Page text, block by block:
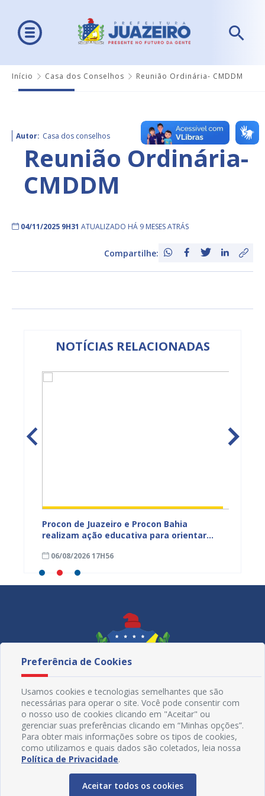
Início Casa dos Conselhos Reunião Ordinária- CMDDM
Autor: Casa dos conselhos
Reunião Ordinária-
CMDDM
04/11/2025 9H31 ATUALIZADO HÁ 9 MESES ATRÁS
Compartilhe:
NOTÍCIAS RELACIONADAS
Procon de Juazeiro e Procon Bahia
realizam ação educativa para orientar
06/08/2026 17H56
Redes Sociais
Preferência de Cookies
Usamos cookies e tecnologias semelhantes que são
necessárias para operar o site. Você pode consentir com
o nosso uso de cookies clicando em "Aceitar" ou
gerenciar suas preferências clicando em “Minhas opções”.
Para obter mais informações sobre os tipos de cookies,
como utilizamos e quais dados são coletados, leia nossa
Política de Privacidade.
Aceitar todos os cookies